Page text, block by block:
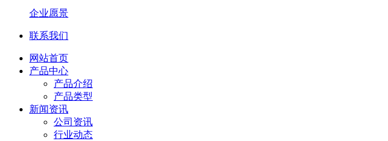
企业愿景
联系我们
网站首页
产品中心
产品介绍
产品类型
新闻资讯
公司资讯
行业动态